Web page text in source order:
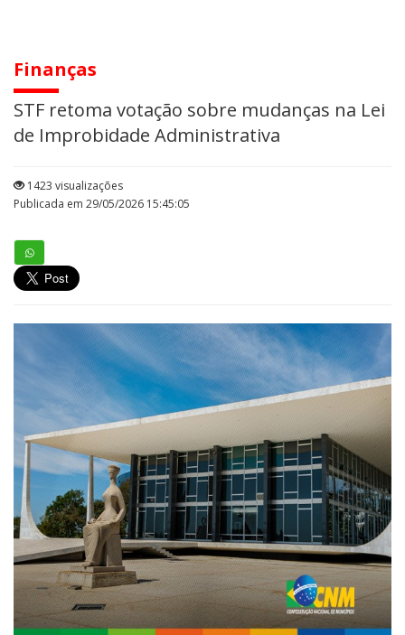
Finanças
STF retoma votação sobre mudanças na Lei
de Improbidade Administrativa
1423 visualizações
Publicada em 29/05/2026 15:45:05